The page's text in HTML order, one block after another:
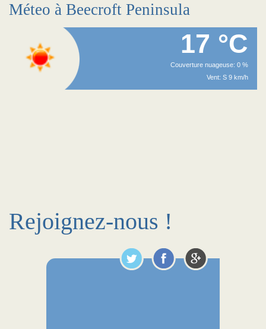
Méteo à Beecroft Peninsula
17 °C
Couverture nuageuse: 0 %
Vent: S 9 km/h
Rejoignez-nous !